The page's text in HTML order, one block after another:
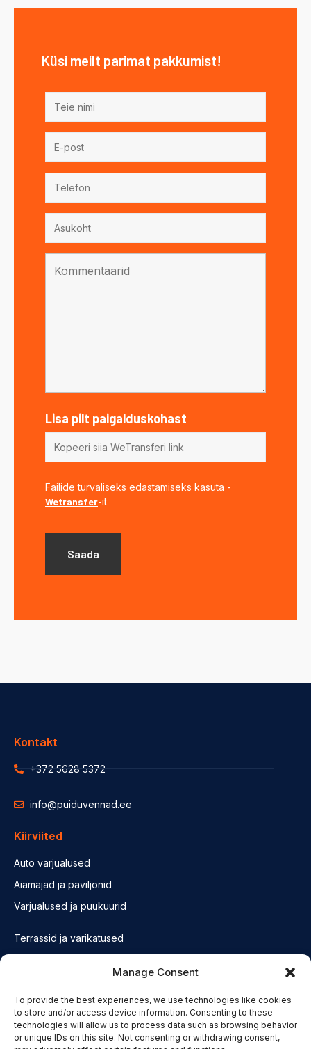
Manage Consent
To provide the best experiences, we use technologies like cookies
to store and/or access device information. Consenting to these
technologies will allow us to process data such as browsing behavior
or unique IDs on this site. Not consenting or withdrawing consent,
Küsi meilt parimat pakkumist!
Lisa pilt paigalduskohast
Failide turvaliseks edastamiseks kasuta -
Wetransfer-it
Kontakt
+372 5628 5372
info@puiduvennad.ee
Kiirviited
Auto varjualused
Aiamajad ja paviljonid
Varjualused ja puukuurid
Terrassid ja varikatused
Olulised lingid
Privatsuspoliitika